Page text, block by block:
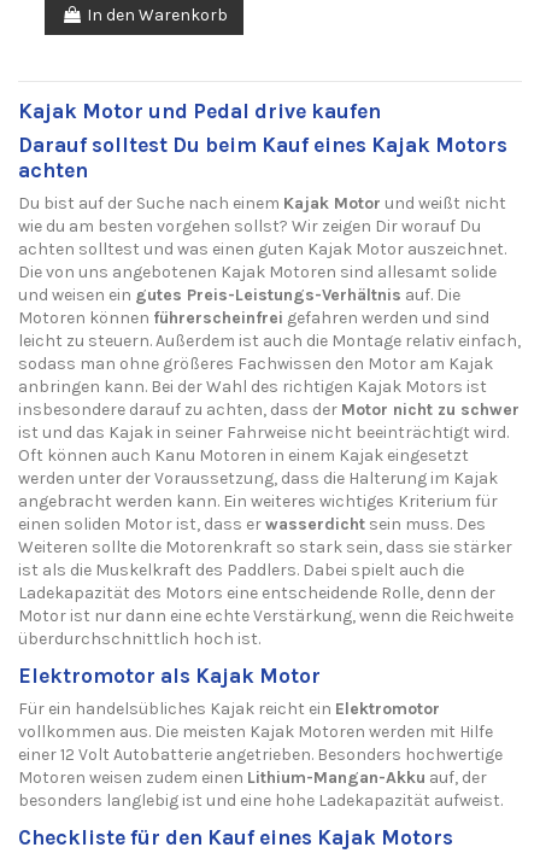
In den Warenkorb
Kajak Motor und Pedal drive kaufen
Darauf solltest Du beim Kauf eines Kajak Motors
achten
Du bist auf der Suche nach einem Kajak Motor und weißt nicht
wie du am besten vorgehen sollst? Wir zeigen Dir worauf Du
achten solltest und was einen guten Kajak Motor auszeichnet.
Die von uns angebotenen Kajak Motoren sind allesamt solide
und weisen ein gutes Preis-Leistungs-Verhältnis auf. Die
Motoren können führerscheinfrei gefahren werden und sind
leicht zu steuern. Außerdem ist auch die Montage relativ einfach,
sodass man ohne größeres Fachwissen den Motor am Kajak
anbringen kann. Bei der Wahl des richtigen Kajak Motors ist
insbesondere darauf zu achten, dass der Motor nicht zu schwer
ist und das Kajak in seiner Fahrweise nicht beeinträchtigt wird.
Oft können auch Kanu Motoren in einem Kajak eingesetzt
werden unter der Voraussetzung, dass die Halterung im Kajak
angebracht werden kann. Ein weiteres wichtiges Kriterium für
einen soliden Motor ist, dass erwasserdicht sein muss. Des
Weiteren sollte die Motorenkraft so stark sein, dass sie stärker
ist als die Muskelkraft des Paddlers. Dabei spielt auch die
Ladekapazität des Motors eine entscheidende Rolle, denn der
Motor ist nur dann eine echte Verstärkung, wenn die Reichweite
überdurchschnittlich hoch ist.
Elektromotor als Kajak Motor
Für ein handelsübliches Kajak reicht ein Elektromotor
vollkommen aus. Die meisten Kajak Motoren werden mit Hilfe
einer 12 Volt Autobatterie angetrieben. Besonders hochwertige
Motoren weisen zudem einen Lithium-Mangan-Akku auf, der
besonders langlebig ist und eine hohe Ladekapazität aufweist.
Checkliste für den Kauf eines Kajak Motors